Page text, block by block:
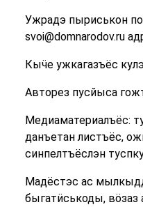
Ужрадэ пыриськон
svoi@domnarodov.ru
Кыӵе ужкагазъёс
Авторез пусйыса
Медиаматериалъёс:
данъетан листъёс,
синпелтъёслэн
Мадёстэс ас
быгатӥськоды, вӧзаз